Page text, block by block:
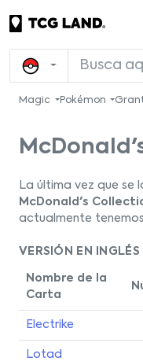
Magic Pokémon
La última vez que se
McDonald's
actualmente
VERSIÓN EN INGLÉS
Nombre de la
Carta
Electrike
Lotad